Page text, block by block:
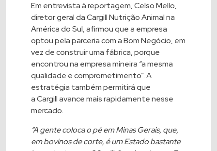
Em entrevista à reportagem, Celso Mello,
diretor geral daCargillNutrição Animal na
América do Sul, afirmou que a empresa
optou pela parceria com a Bom Negócio, em
vez de construir uma fábrica, porque
encontrou na empresa mineira “a mesma
qualidade e comprometimento”. A
estratégia também permitirá que
aCargillavance mais rapidamente nesse
mercado.
“A gente coloca o pé em Minas Gerais, que,
embovinosde corte, é um Estado bastante